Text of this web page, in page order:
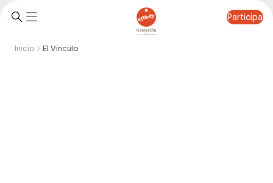
Participa
Inicio El Vínculo